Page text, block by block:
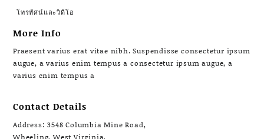
โทรทัศน์และวิดีโอ
More Info
Praesent varius erat vitae nibh. Suspendisse consectetur ipsum
augue, a varius enim tempus a consectetur ipsum augue, a
varius enim tempus a
Contact Details
Address: 3548 Columbia Mine Road,
Wheeling, West Virginia,